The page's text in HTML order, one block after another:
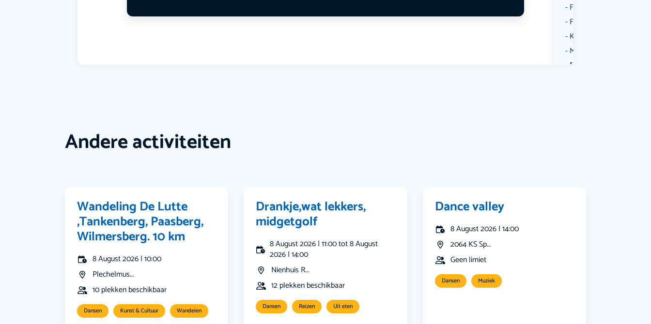
Fietsen
Film
Kunst & Cultuur
Muziek
Bekijk alle categorieën
Andere activiteiten
Wandeling De Lutte
,Tankenberg, Paasberg,
Wilmersberg. 10 km
8 August 2026 | 10:00
Plechelmus...
10 plekken beschikbaar
Dansen Kunst & Cultuur Wandelen
Drankje,wat lekkers,
midgetgolf
8 August 2026 | 11:00 tot 8 August
2026 | 14:00
Nienhuis R...
12 plekken beschikbaar
Dansen Reizen Uit eten
Dance valley
8 August 2026 | 14:00
2064 KS Sp...
Geen limiet
Dansen Muziek